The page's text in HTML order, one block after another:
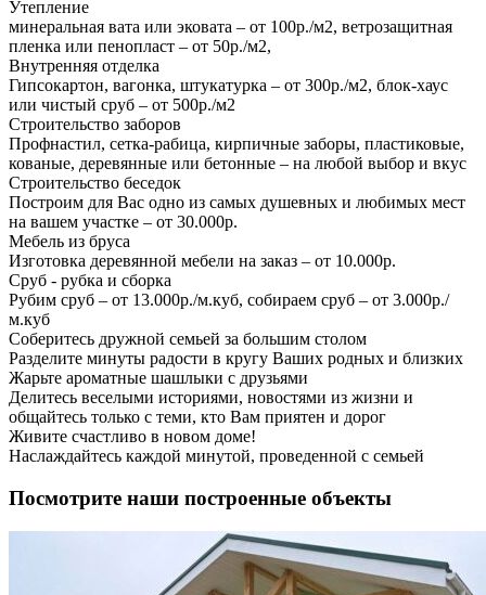
Утепление
минеральная вата или эковата – от 100р./м2, ветрозащитная
пленка или пенопласт – от 50р./м2,
Внутренняя отделка
Гипсокартон, вагонка, штукатурка – от 300р./м2, блок-хаус
или чистый сруб – от 500р./м2
Строительство заборов
Профнастил, сетка-рабица, кирпичные заборы, пластиковые,
кованые, деревянные или бетонные – на любой выбор и вкус
Строительство беседок
Построим для Вас одно из самых душевных и любимых мест
на вашем участке – от 30.000р.
Мебель из бруса
Изготовка деревянной мебели на заказ – от 10.000р.
Сруб - рубка и сборка
Рубим сруб – от 13.000р./м.куб, собираем сруб – от 3.000р./
м.куб
Соберитесь дружной семьей за большим столом
Разделите минуты радости в кругу Ваших родных и близких
Жарьте ароматные шашлыки с друзьями
Делитесь веселыми историями, новостями из жизни и
общайтесь только с теми, кто Вам приятен и дорог
Живите счастливо в новом доме!
Наслаждайтесь каждой минутой, проведенной с семьей
Посмотрите наши построенные объекты